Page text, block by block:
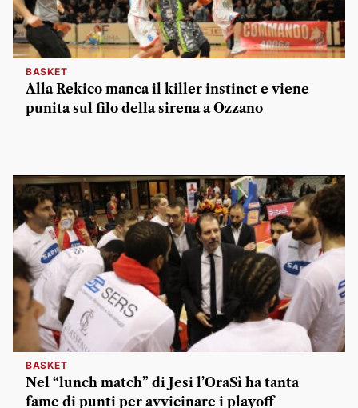
BASKET
Alla Rekico manca il killer instinct e viene
punita sul filo della sirena a Ozzano
BASKET
Nel “lunch match” di Jesi l’OraSì ha tanta
fame di punti per avvicinare i playoff